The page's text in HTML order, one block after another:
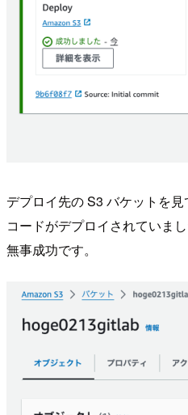
デプロイ先の S3 バケットを
コードがデプロイされていまし
無事成功です。